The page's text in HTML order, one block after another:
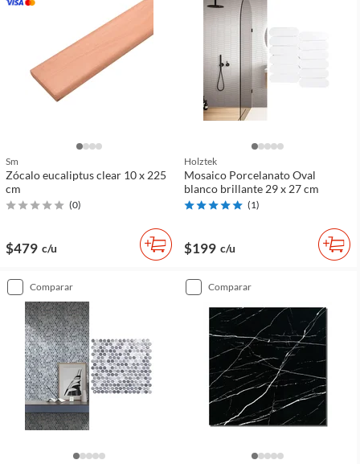
Sm
Zócalo eucaliptus clear 10 x 225
cm
(0)
$479 c/u
Holztek
Mosaico Porcelanato Oval
blanco brillante 29 x 27 cm
(1)
$199 c/u
comparar comparar